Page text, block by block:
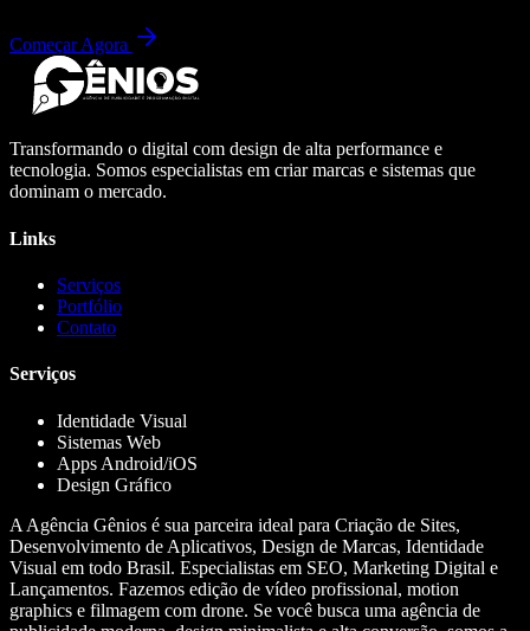
Começar Agora
Transformando o digital com design de alta performance e
tecnologia. Somos especialistas em criar marcas e sistemas que
dominam o mercado.
Links
Serviços
Portfólio
Contato
Serviços
Identidade Visual
Sistemas Web
Apps Android/iOS
Design Gráfico
A Agência Gênios é sua parceira ideal para Criação de Sites,
Desenvolvimento de Aplicativos, Design de Marcas, Identidade
Visual em todo Brasil. Especialistas em SEO, Marketing Digital e
Lançamentos. Fazemos edição de vídeo profissional, motion
graphics e filmagem com drone. Se você busca uma agência de